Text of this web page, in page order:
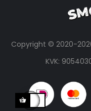
Copyright © 2020-
KVK: